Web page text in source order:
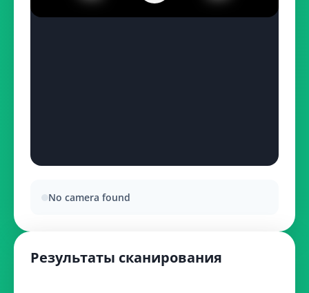
No camera found
Результаты сканирования